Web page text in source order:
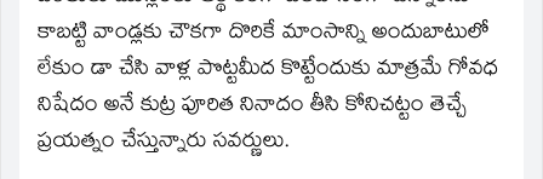
కాబట్టి వాండ్లకు చౌకగా దొరికే మాంసాన్ని అందుబాటులో
లేకుం డా చేసి వాళ్ల పొట్టమీద కొట్టేందుకు మాత్రమే గోవధ
నిషేదం అనే కుట్ర పూరిత నినాదం తీసి కోనిచట్టం తెచ్చే
ప్రయత్నం చేస్తున్నారు సవర్ణులు.